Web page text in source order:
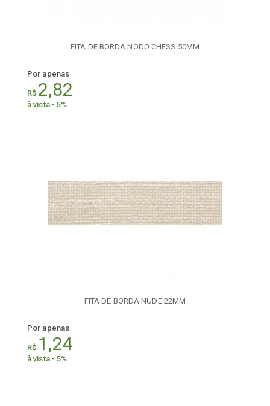
FITA DE BORDA NODO CHESS 50MM
Por apenas
R$ 2,82
à vista - 5%
FITA DE BORDA NUDE 22MM
Por apenas
R$ 1,24
à vista - 5%